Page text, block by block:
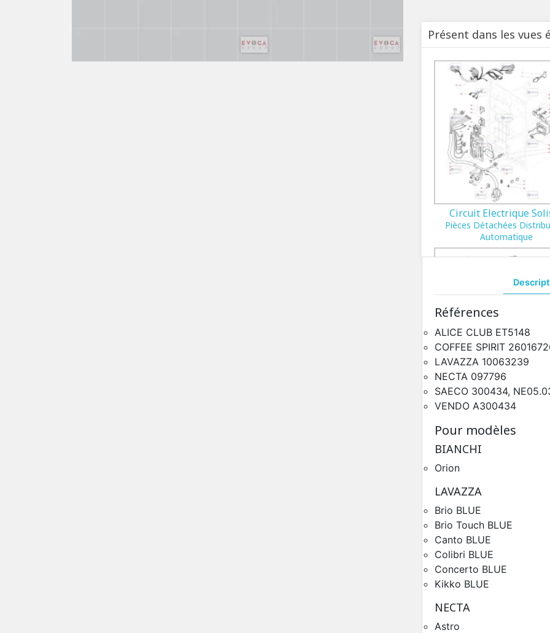
Présent dans les vues
Circuit Electrique
Pièces Détachées
Automatique
Circuit Electrique Necta
Pièces Détachées
Automatique
Circuit Electrique Necta
Références
ALICE CLUB ET5148
COFFEE SPIRIT
LAVAZZA 10063239
NECTA 097796
SAECO 300434,
VENDO A300434
Pour modèles
BIANCHI
Orion
LAVAZZA
Brio BLUE
Brio Touch BLUE
Canto BLUE
Colibri BLUE
Concerto BLUE
Kikko BLUE
NECTA
Astro